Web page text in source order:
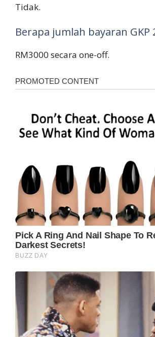
Tidak.
Berapa jumlah bayaran GKP
RM3000 secara one-off.